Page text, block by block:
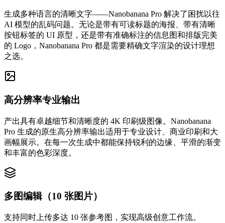
生成多种语言的清晰文字——Nanobanana Pro 解决了困扰以往
AI 模型的乱码问题。无论是带有可读标题的海报、带有清晰
按钮标签的 UI 原型，还是带有准确标注的信息图和排版完美
的 Logo，Nanobanana Pro 都是需要精确文字渲染的设计理想
之选。
高分辨率专业输出
产出具有卓越细节和清晰度的 4K 印刷级图像。Nanobanana
Pro 生成的原生高分辨率输出适用于专业设计、商业印刷和大
画幅展示。在每一次生成中都能保持锐利的边缘、平滑的渐变
和丰富的色彩深度。
多图编辑（10 张图片）
支持同时上传多达 10 张参考图，实现高级创意工作流。